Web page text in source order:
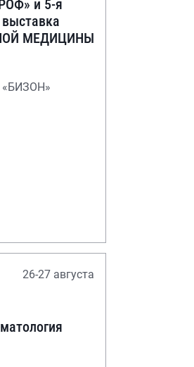
и 5-я
МЕДИЦИНЫ
«БИЗОН»
26-27 августа